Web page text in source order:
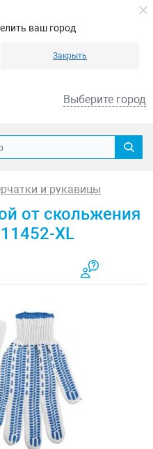
ваш город
Закрыть
Выберите город
и рукавицы
от скольжения
XL